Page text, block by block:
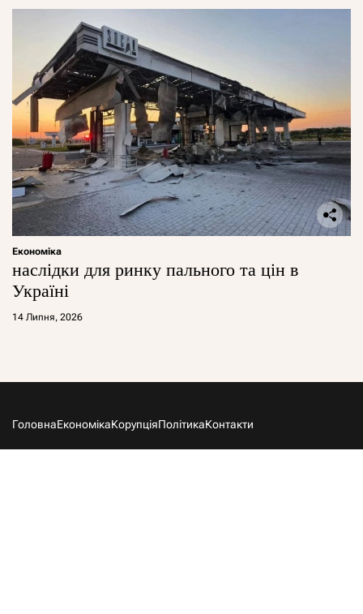
Економіка
наслідки для ринку пального та цін в
Україні
14 Липня, 2026
ГоловнаЕкономікаКорупціяПолітикаКонтакти